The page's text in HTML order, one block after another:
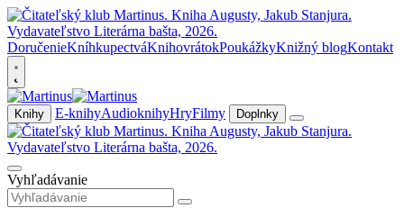
DoručenieKníhkupectváKnihovrátokPoukážkyKnižný blogKontakt
Knihy E-knihyAudioknihyHryFilmy Doplnky
Vyhľadávanie